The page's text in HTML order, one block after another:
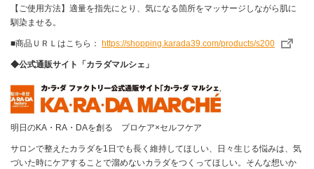
【ご使用方法】適量を指先にとり、気になる箇所をマッサージしながら肌に
馴染ませる。
■商品ＵＲＬはこちら： https://shopping.karada39.com/products/s200
◆公式通販サイト「カラダマルシェ」
明日のKA・RA・DAを創る プロケア×セルフケア
サロンで整えたカラダを1日でも長く維持してほしい、日々生じる悩みは、気
づいた時にケアすることで溜めないカラダをつくってほしい。そんな想いか